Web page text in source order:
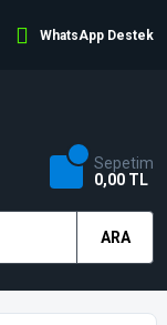
WhatsApp Destek
ARA
Sepetim
0,00 TL